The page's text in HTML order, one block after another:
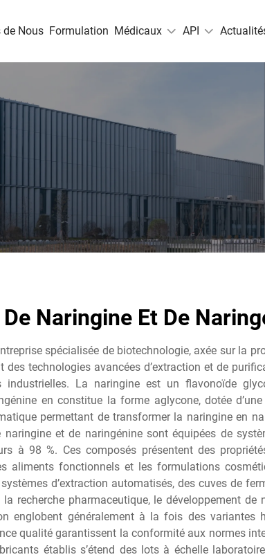
de Nous Formulation Médicaux API
Naringine Et De
spécialisée de biotechnologie, axée sur la
technologies avancées d’extraction et de
La naringine est un flavonoïde
en constitue la forme aglycone, dotée
permettant de transformer la naringine en
et de naringénine sont équipées de
à 98 %. Ces composés présentent des
aliments fonctionnels et les formulations
d’extraction automatisés, des cuves de
recherche pharmaceutique, le développement
englobent généralement à la fois des variantes
qualité garantissent la conformité aux normes
établis s’étend des lots à échelle